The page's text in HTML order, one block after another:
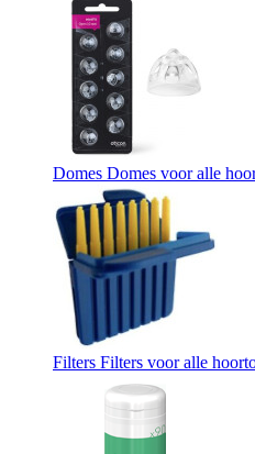
Domes Domes voor alle
Filters Filters voor alle